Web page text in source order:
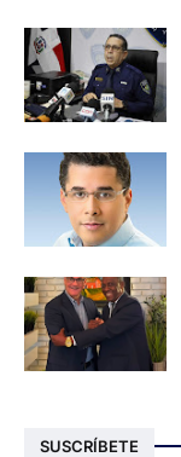
SUSCRÍBETE